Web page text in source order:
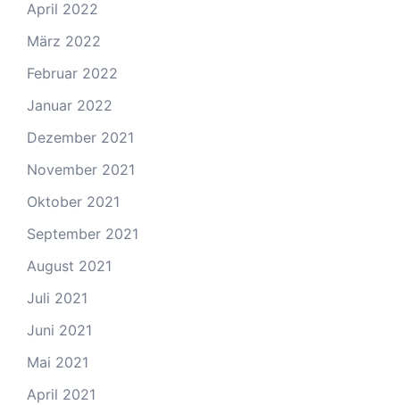
April 2022
März 2022
Februar 2022
Januar 2022
Dezember 2021
November 2021
Oktober 2021
September 2021
August 2021
Juli 2021
Juni 2021
Mai 2021
April 2021